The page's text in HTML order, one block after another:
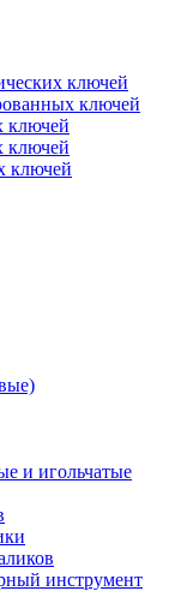
ключей
ключей
ключей
ключей
ключей
и игольчатые
инструмент